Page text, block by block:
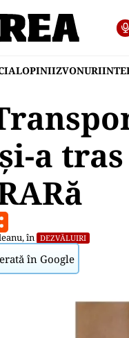
OPINIIZVONURI
a
, în DEZVĂLUIRI
în Google